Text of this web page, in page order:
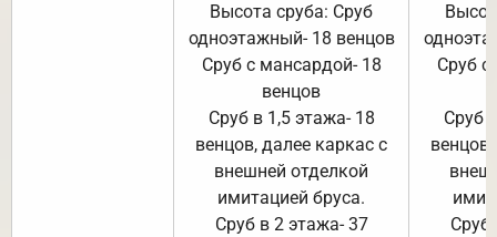
Высота сруба: Сруб
одноэтажный- 18 венцов
Сруб с мансардой- 18
венцов
Сруб в 1,5 этажа- 18
венцов, далее каркас с
внешней отделкой
имитацией бруса.
Сруб в 2 этажа- 37
Сруб с
Сруб
Сруб